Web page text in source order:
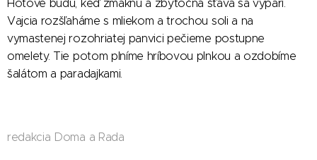
Hotové budú, keď zmäknú a zbytočná šťava sa vyparí.
Vajcia rozšľaháme s mliekom a trochou soli a na
vymastenej rozohriatej panvici pečieme postupne
omelety. Tie potom plníme hríbovou plnkou a ozdobíme
šalátom a paradajkami.
redakcia Doma a Rada